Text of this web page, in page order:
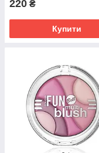
220 ₴
Купити